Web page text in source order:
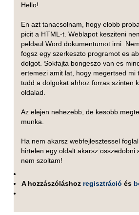
Hello!
En azt tanacsolnam, hogy elobb
picit a HTML-t. Weblapot kesziteni
peldaul Word dokumentumot irni.
fogsz egy szerkeszto programot es
dolgot. Sokfajta bongeszo van es
ertemezi amit lat, hogy megertsed mi
tudd a dolgokat ahhoz forras szinten
oldalad.
Az elejen nehezebb, de kesobb
munka.
Ha nem akarsz webfejlesztessel
hirtelen egy oldalt akarsz osszedobni
nem szoltam!
A hozzászóláshoz regisztráció és